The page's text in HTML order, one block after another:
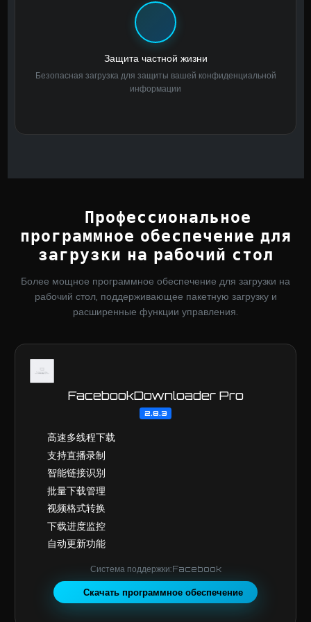
Защита частной жизни
Безопасная загрузка для защиты вашей конфиденциальной
информации
Профессиональное
программное обеспечение для
загрузки на рабочий стол
Более мощное программное обеспечение для загрузки на
рабочий стол, поддерживающее пакетную загрузку и
расширенные функции управления.
FacebookDownloader Pro
2.8.3
高速多线程下载
支持直播录制
智能链接识别
批量下载管理
视频格式转换
下载进度监控
自动更新功能
Система поддержки:Facebook
Скачать программное обеспечение